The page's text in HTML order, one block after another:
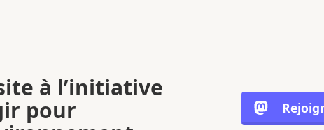
à l’initiative
pour